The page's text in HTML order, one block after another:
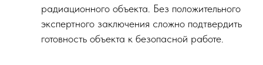
радиационного объекта. Без положительного
экспертного заключения сложно подтвердить
готовность объекта к безопасной работе.